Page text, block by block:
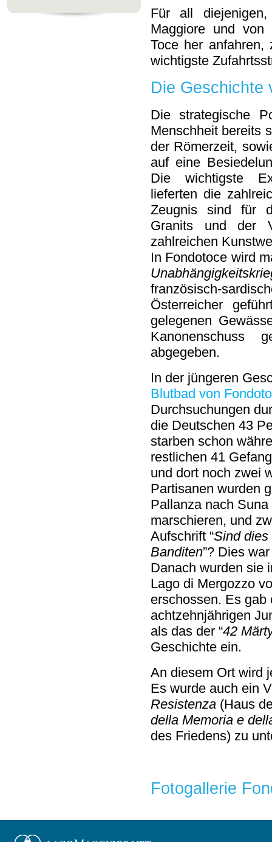
Für all
Maggiore und von
Toce her
wichtigste
Die Geschichte
Die strategische
Menschheit bereits
der Römerzeit,
auf eine
Die wichtigste
lieferten die
Zeugnis sind für
Granits und der
zahlreichen
In Fondotoce wird
französisch-
Österreicher
gelegenen
Kanonenschuss
abgegeben.
In der jüngeren
Blutbad von
Durchsuchungen
die Deutschen 43
starben schon
restlichen 41
und dort noch zwei
Partisanen wurden
Pallanza nach
marschieren, und
Aufschrift “Sind dies
Banditen”? Dies
Danach wurden sie
Lago di Mergozzo
erschossen. Es gab
achtzehnjährigen
als das der “42
Geschichte ein.
An diesem Ort wird
Es wurde auch ein
Resistenza (Haus
della Memoria e
des Friedens) zu
Fotogallerie